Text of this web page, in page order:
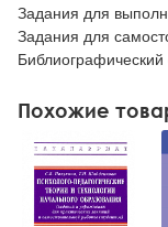
Задания для
Задания для
Библиографический
Похожие